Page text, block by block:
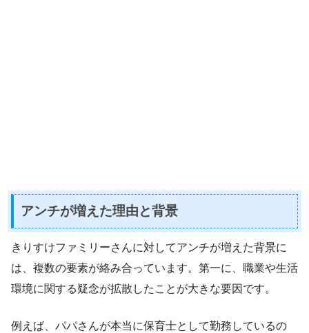
アンチが増えた理由と背景
きりすけファミリーさんに対してアンチが増えた背景に
は、複数の要素が絡み合っています。第一に、職業や生活
環境に関する疑念が拡散したことが大きな要因です。
例えば、パパさんが本当に保育士として勤務しているの